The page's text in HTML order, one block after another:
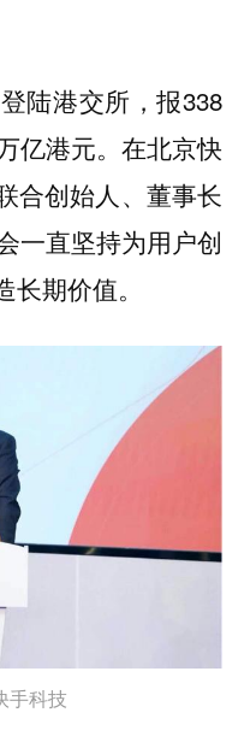
陆港交所，报338
亿港元。在北京快
合创始人、董事长
一直坚持为用户创
期价值。
手科技